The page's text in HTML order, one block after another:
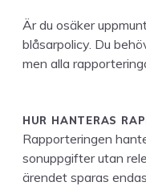
Är du osäk­er
blåsar­pol­i­cy. Du
men alla
HUR HANTERAS
Rap­por­terin­gen
son­uppgifter utan
ären­det sparas